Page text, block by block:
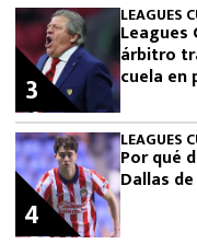
LEAGUES
Leagues
árbitro
cuela en
3
LEAGUES
Por qué
Dallas
4